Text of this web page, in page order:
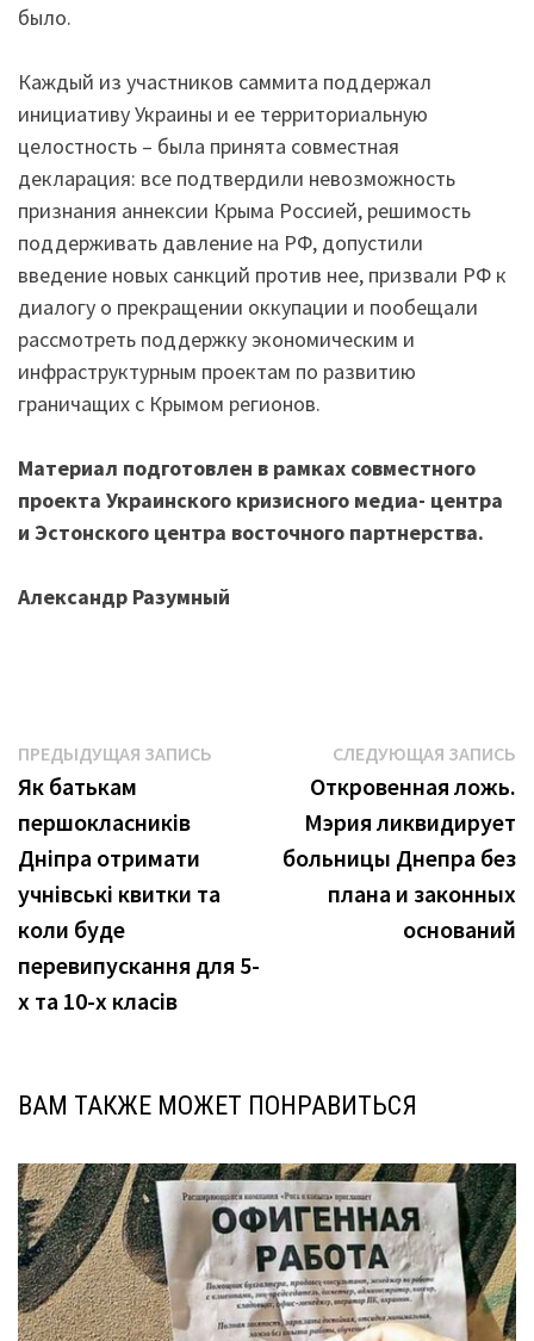
было.
Каждый из участников саммита поддержал
инициативу Украины и ее территориальную
целостность – была принята совместная
декларация: все подтвердили невозможность
признания аннексии Крыма Россией, решимость
поддерживать давление на РФ, допустили
введение новых санкций против нее, призвали РФ к
диалогу о прекращении оккупации и пообещали
рассмотреть поддержку экономическим и
инфраструктурным проектам по развитию
граничащих с Крымом регионов.
Материал подготовлен в рамках совместного
проекта Украинского кризисного медиа- центра
и Эстонского центра восточного партнерства.
Александр Разумный
Навигация
по
записям
ПРЕДЫДУЩАЯ ЗАПИСЬ
Як батькам
першокласників
Дніпра отримати
учнівські квитки та
коли буде
перевипускання для 5-
х та 10-х класів
СЛЕДУЮЩАЯ ЗАПИСЬ
Откровенная ложь.
Мэрия ликвидирует
больницы Днепра без
плана и законных
оснований
ВАМ ТАКЖЕ МОЖЕТ ПОНРАВИТЬСЯ